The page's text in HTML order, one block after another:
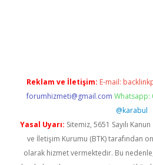
Reklam ve İletişim: E-mail:
forumhizmeti@gmail.com Whatsapp:
@karabul
Yasal Uyarı: Sitemiz, 5651 Sayılı
ve İletişim Kurumu (BTK) tarafından
olarak hizmet vermektedir. Bu